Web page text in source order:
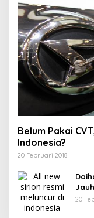
Belum Pakai
Indonesia?
20 Februari 2018
20